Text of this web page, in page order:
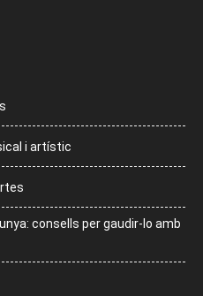
i artístic
consells per gaudir-lo amb